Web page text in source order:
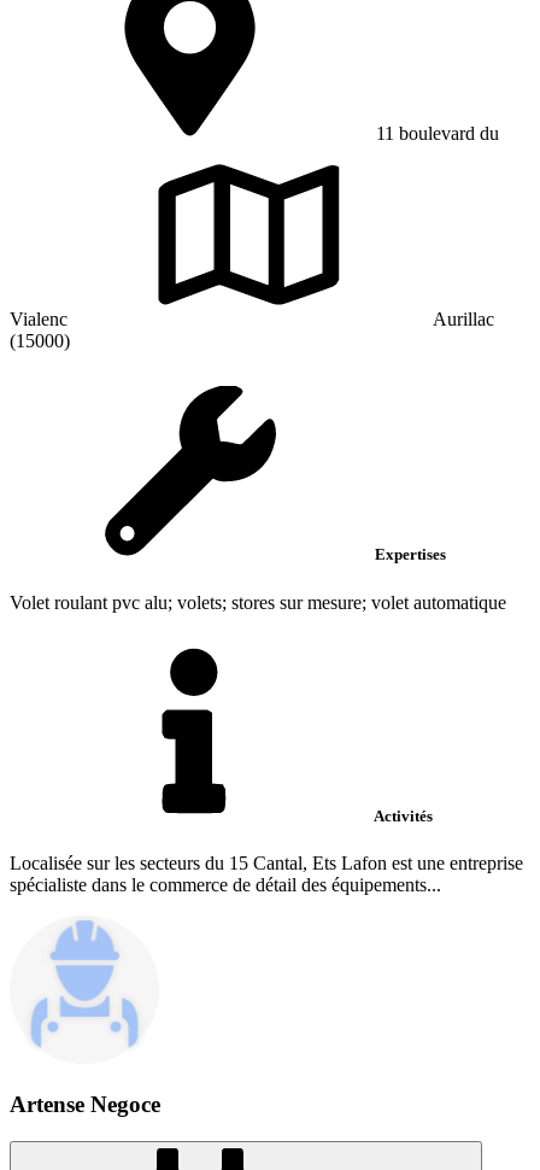
11 boulevard du
Vialenc
Aurillac
(15000)
Expertises
Volet roulant pvc alu; volets; stores sur mesure; volet automatique
Activités
Localisée sur les secteurs du 15 Cantal, Ets Lafon est une entreprise
spécialiste dans le commerce de détail des équipements...
Artense Negoce